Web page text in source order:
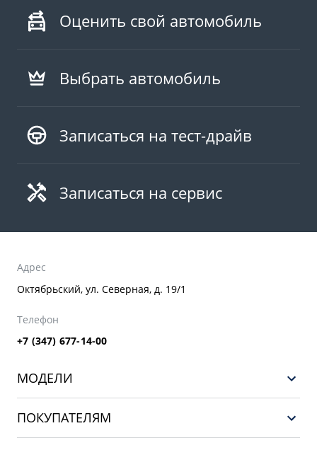
Оценить свой автомобиль
Выбрать автомобиль
Записаться на тест-драйв
Записаться на сервис
Адрес
Октябрьский, ул. Северная, д. 19/1
Телефон
+7 (347) 677-14-00
МОДЕЛИ
ПОКУПАТЕЛЯМ